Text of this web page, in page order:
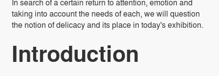
taking into account the needs of each, we will question
the notion of delicacy and its place in today's exhibition.
Introduction